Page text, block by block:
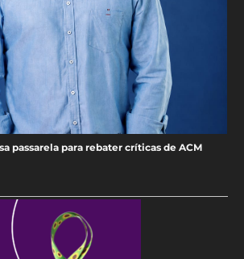
passarela para rebater críticas de ACM